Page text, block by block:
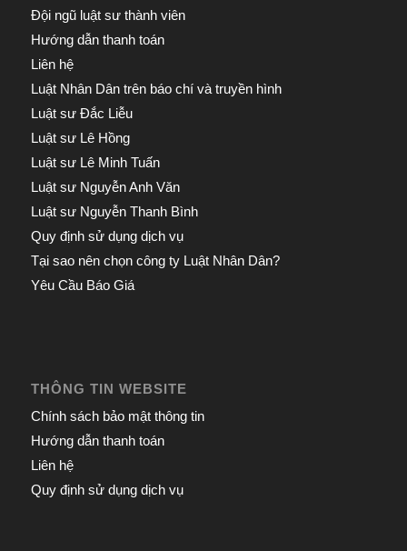
Đội ngũ luật sư thành viên
Hướng dẫn thanh toán
Liên hệ
Luật Nhân Dân trên báo chí và truyền hình
Luật sư Đắc Liễu
Luật sư Lê Hồng
Luật sư Lê Minh Tuấn
Luật sư Nguyễn Anh Văn
Luật sư Nguyễn Thanh Bình
Quy định sử dụng dịch vụ
Tại sao nên chọn công ty Luật Nhân Dân?
Yêu Cầu Báo Giá
THÔNG TIN WEBSITE
Chính sách bảo mật thông tin
Hướng dẫn thanh toán
Liên hệ
Quy định sử dụng dịch vụ